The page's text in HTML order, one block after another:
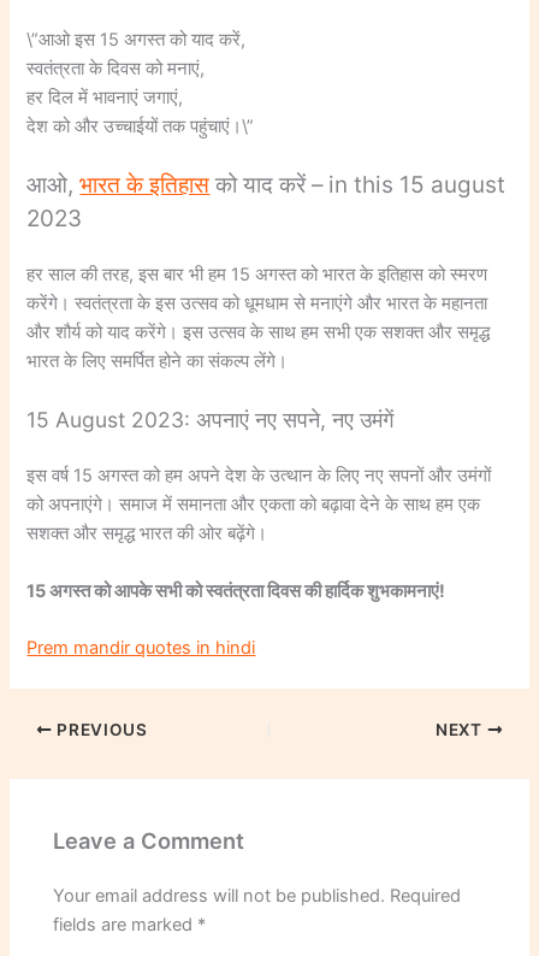
\”आओ इस 15 अगस्त को याद करें,
स्वतंत्रता के दिवस को मनाएं,
हर दिल में भावनाएं जगाएं,
देश को और उच्चाईयों तक पहुंचाएं।\”
आओ,भारत के इतिहास को याद करें – in this 15 august
2023
हर साल की तरह, इस बार भी हम 15 अगस्त को भारत के इतिहास को स्मरण
करेंगे। स्वतंत्रता के इस उत्सव को धूमधाम से मनाएंगे और भारत के महानता
और शौर्य को याद करेंगे। इस उत्सव के साथ हम सभी एक सशक्त और समृद्ध
भारत के लिए समर्पित होने का संकल्प लेंगे।
15 August 2023: अपनाएं नए सपने, नए उमंगें
इस वर्ष 15 अगस्त को हम अपने देश के उत्थान के लिए नए सपनों और उमंगों
को अपनाएंगे। समाज में समानता और एकता को बढ़ावा देने के साथ हम एक
सशक्त और समृद्ध भारत की ओर बढ़ेंगे।
15 अगस्त को आपके सभी को स्वतंत्रता दिवस की हार्दिक शुभकामनाएं!
Prem mandir quotes in hindi
PREVIOUS NEXT
Leave a Comment
Your email address will not be published. Required
fields are marked *